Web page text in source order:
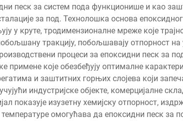
песк за систем пода функционише и као
за под. Технолошка основа
у круте, тродимензионалне мреже које
тракцију, побољшавају отпорност
процеси за епоксидни песк за
примене које обезбеђују оптималне
и заштитних горњих слојева који
индустријске објекте, комерцијалне
показује изузетну хемијску отпорност,
температуре омогућава да епоксидни песк